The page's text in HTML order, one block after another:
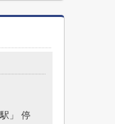
」 停